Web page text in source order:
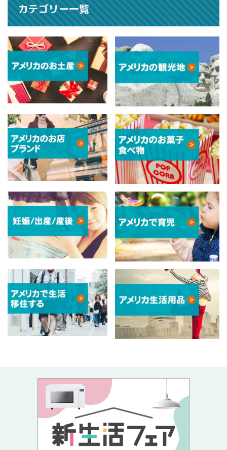
カテゴリー一覧